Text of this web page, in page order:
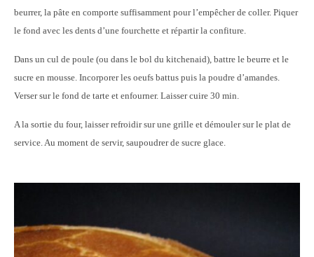
beurrer, la pâte en comporte suffisamment pour l’empêcher de coller. Piquer
le fond avec les dents d’une fourchette et répartir la confiture.
Dans un cul de poule (ou dans le bol du kitchenaid), battre le beurre et le
sucre en mousse. Incorporer les oeufs battus puis la poudre d’amandes.
Verser sur le fond de tarte et enfourner. Laisser cuire 30 min.
A la sortie du four, laisser refroidir sur une grille et démouler sur le plat de
service. Au moment de servir, saupoudrer de sucre glace.